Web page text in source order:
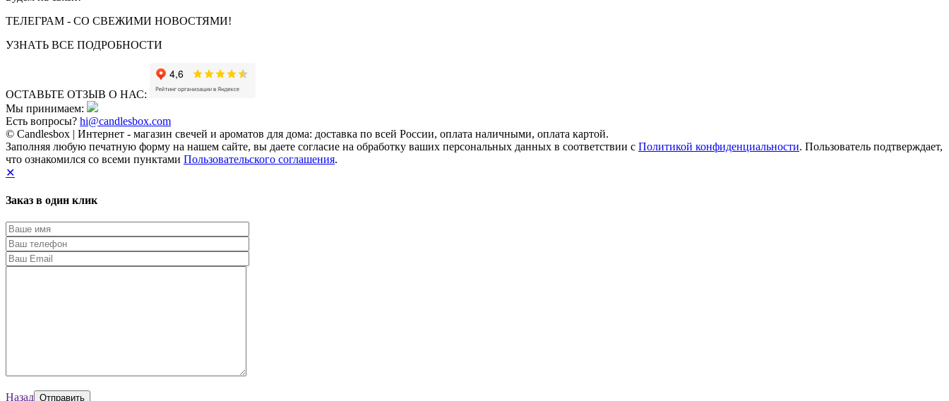
ТЕЛЕГРАМ - СО СВЕЖИМИ НОВОСТЯМИ!
УЗНАТЬ ВСЕ ПОДРОБНОСТИ
ОСТАВЬТЕ ОТЗЫВ О НАС:
Мы принимаем:
Есть вопросы? hi@candlesbox.com
© Candlesbox | Интернет - магазин свечей и ароматов для дома: доставка по всей России, оплата наличными, оплата картой.
Заполняя любую печатную форму на нашем сайте, вы даете согласие на обработку ваших персональных данных в соответствии с Политикой конфиденциальности. Пользователь подтверждает,
что ознакомился со всеми пунктами Пользовательского соглашения.
✕
Заказ в один клик
Назад